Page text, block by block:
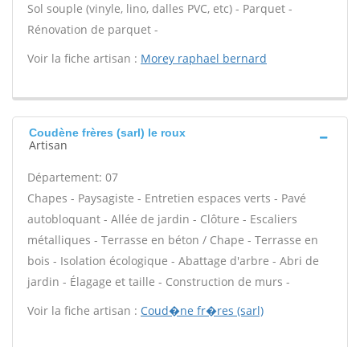
Sol souple (vinyle, lino, dalles PVC, etc) - Parquet -
Rénovation de parquet -
Voir la fiche artisan : Morey raphael bernard
Coudène frères (sarl) le roux
Artisan
Département: 07
Chapes - Paysagiste - Entretien espaces verts - Pavé
autobloquant - Allée de jardin - Clôture - Escaliers
métalliques - Terrasse en béton / Chape - Terrasse en
bois - Isolation écologique - Abattage d'arbre - Abri de
jardin - Élagage et taille - Construction de murs -
Voir la fiche artisan : Coud�ne fr�res (sarl)